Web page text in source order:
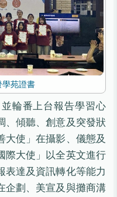
苑證書
輪番上台報告學習心
、傾聽、創意及突發狀
大使」在攝影、儀態及
際大使」以全英文進行
表達及資訊轉化等能力
企劃、美宣及與攤商溝